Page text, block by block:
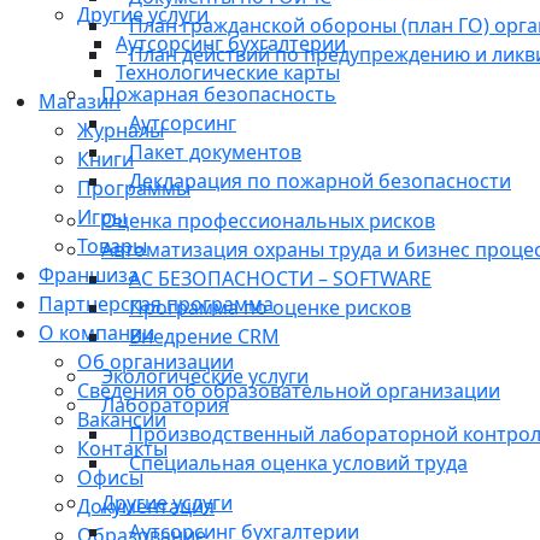
Другие услуги
Аутсорсинг бухгалтерии
Технологические карты
Магазин
Журналы
Книги
Программы
Игры
Товары
Франшиза
Партнерская программа
О компании
Об организации
Сведения об образовательной организации
Вакансии
Контакты
Офисы
Документация
План гражданской обороны (план ГО)
План действий по предупреждению и
Пожарная безопасность
Аутсорсинг
Пакет документов
Декларация по пожарной безопасности
Оценка профессиональных рисков
Автоматизация охраны труда и бизнес
АС БЕЗОПАСНОСТИ – SOFTWARE
Программа по оценке рисков
Внедрение CRM
Экологические услуги
Лаборатория
Производственный лабораторной
Специальная оценка условий труда
Другие услуги
Аутсорсинг бухгалтерии